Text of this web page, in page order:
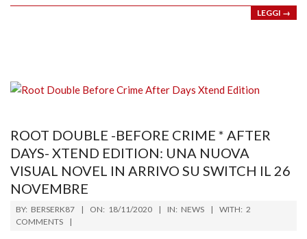
LEGGI →
ROOT DOUBLE -BEFORE CRIME * AFTER
DAYS- XTEND EDITION: UNA NUOVA
VISUAL NOVEL IN ARRIVO SU SWITCH IL 26
NOVEMBRE
2020-
11-
BY: BERSERK87 ON: 18/11/2020 IN: NEWS WITH: 2
COMMENTS